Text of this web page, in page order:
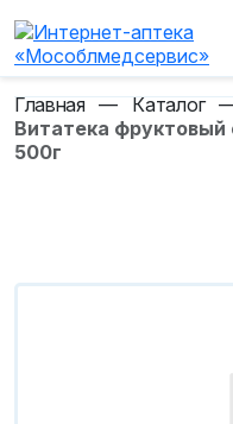
Главная — Каталог
Витатека
500г